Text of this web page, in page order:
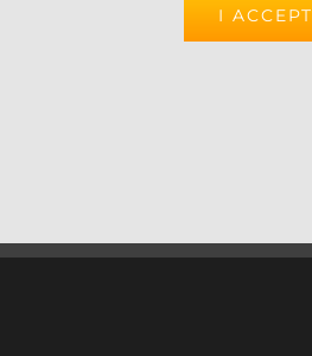
I ACCEPT